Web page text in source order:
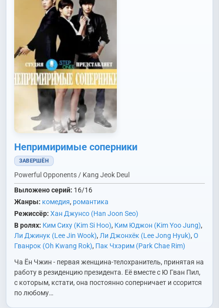
Непримиримые соперники
ЗАВЕРШЁН
Powerful Opponents / Kang Jeok Deul
Выложено серий: 16/16
Жанры: комедия, романтика
Режиссёр: Хан Джунсо (Han Joon Seo)
В ролях: Ким Сиху (Kim Si Hoo), Ким Юджон (Kim Yoo Jung),
Ли Джинук (Lee Jin Wook), Ли Джонхёк (Lee Jong Hyuk), О
Гванрок (Oh Kwang Rok), Пак Чхэрим (Park Chae Rim)
Ча Ён Чжин - первая женщина-телохранитель, принятая на
работу в резиденцию президента. Её вместе с Ю Гван Пил,
с которым, кстати, она постоянно соперничает и ссорится
по любому…